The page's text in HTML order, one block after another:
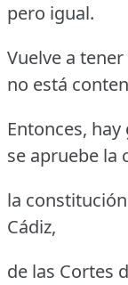
pero igual.
Vuelve a
no está
Entonces,
se apruebe la
la
Cádiz,
de las Cortes